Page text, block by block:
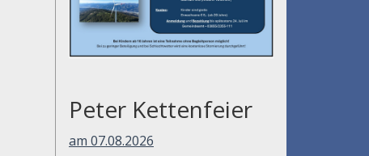
Peter Kettenfeier
am 07.08.2026